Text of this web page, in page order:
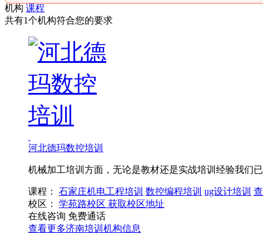
机构 课程
共有1个机构符合您的要求
河北德玛数控培训
机械加工培训方面，无论是教材还是实战培训经验我们
课程： 石家庄机电工程培训 数控编程培训 ug设计培训
校区：
学苑路校区 获取校区地址
在线咨询 免费通话
查看更多济南培训机构信息